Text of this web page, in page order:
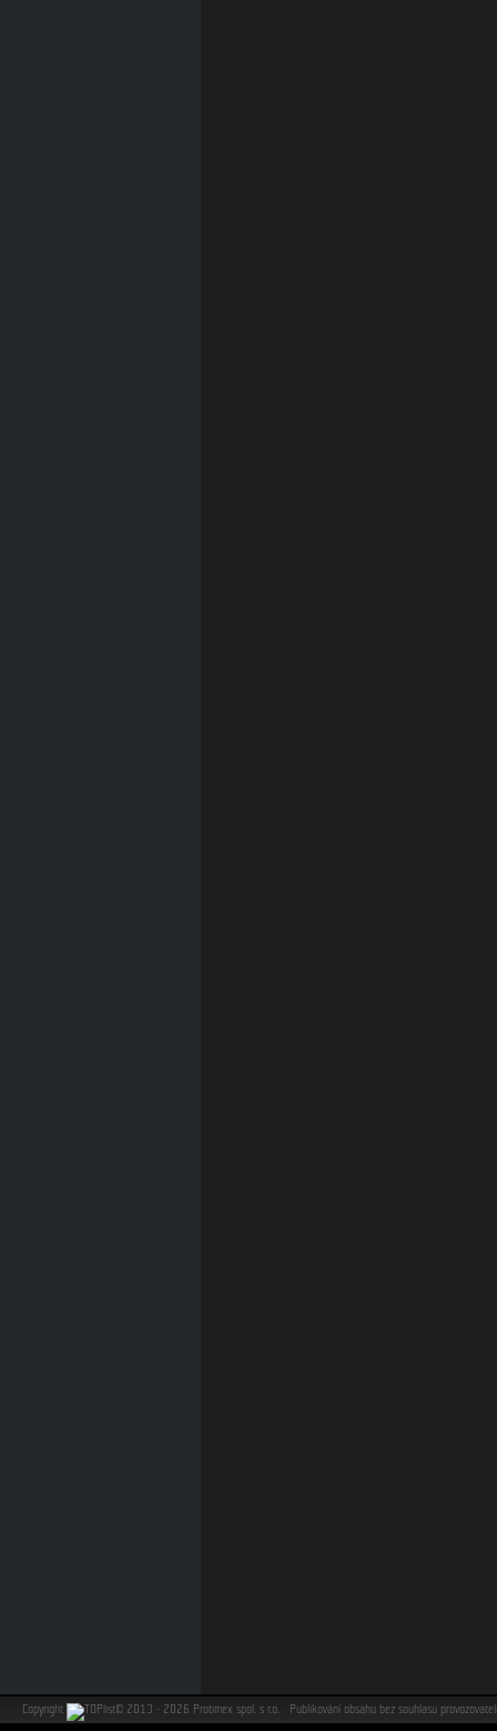
Copyright © 2013 - 2026 Protimex spol. s r.o. Publikování obsahu bez souhlasu